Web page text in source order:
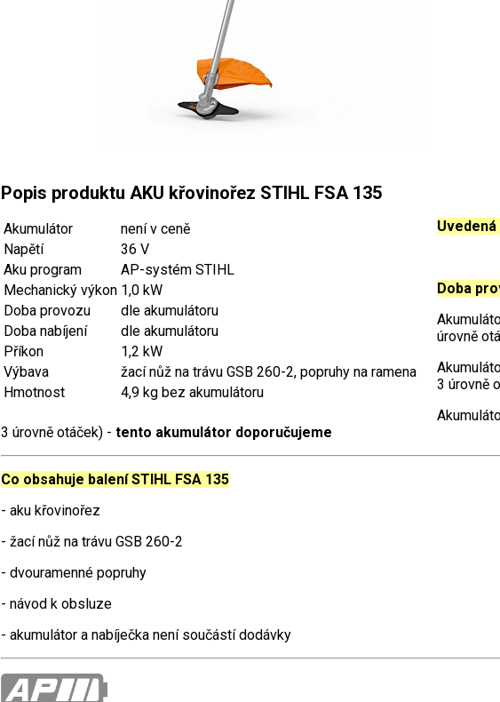
Popis produktu AKU křovinořez STIHL FSA 135
Akumulátor
není v ceně
Napětí
36 V
Aku program
AP-systém STIHL
Mechanický výkon 1,0 kW
Doba provozu
dle akumulátoru
Doba nabíjení
dle akumulátoru
Příkon
1,2 kW
Výbava
žací nůž na trávu GSB 260-2, popruhy na ramena
Hmotnost
4,9 kg bez akumulátoru
Doba
úrovně
3 úrovně
3 úrovně otáček) - tento akumulátor doporučujeme
Co obsahuje balení STIHL FSA 135
- aku křovinořez
- žací nůž na trávu GSB 260-2
- dvouramenné popruhy
- návod k obsluze
- akumulátor a nabíječka není součástí dodávky